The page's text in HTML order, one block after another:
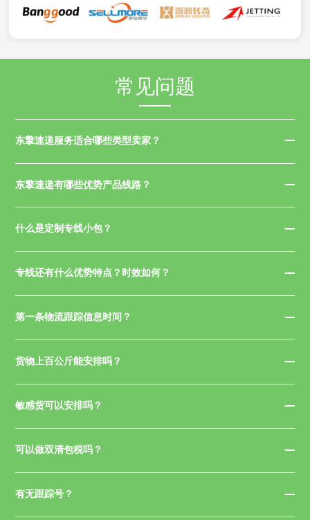
常见问题
东擎速递服务适合哪些类型卖家？
东擎速递有哪些优势产品线路？
什么是定制专线小包？
专线还有什么优势特点？时效如何？
第一条物流跟踪信息时间？
货物上百公斤能安排吗？
敏感货可以安排吗？
可以做双清包税吗？
有无跟踪号？